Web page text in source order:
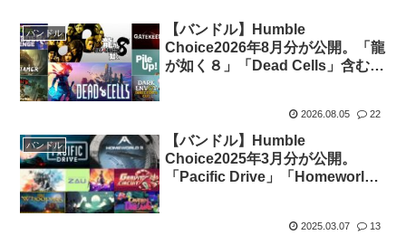
バンドル
【バンドル】Humble
Choice2026年8月分が公開。「龍
が如く８」「Dead Cells」含む8
2026.08.05 22
バンドル
【バンドル】Humble
Choice2025年3月分が公開。
「Pacific Drive」「Homeworld
2025.03.07 13